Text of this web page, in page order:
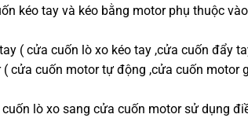
kéo tay và kéo bằng motor phụ thuộc
( cửa cuốn lò xo kéo tay ,cửa cuốn đẩy
cửa cuốn motor tự động ,cửa cuốn motor
lò xo sang cửa cuốn motor sử dụng